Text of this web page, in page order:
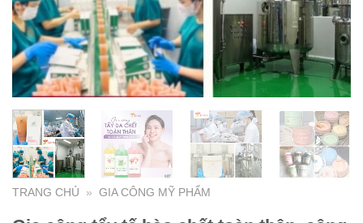
TRANG CHỦ » GIA CÔNG MỸ PHẨM